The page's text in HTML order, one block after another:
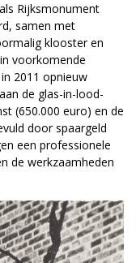
Rijksmonument
samen met
klooster en
voorkomende
2011 opnieuw
de glas-in-lood-
(650.000 euro) en de
door spaargeld
een professionele
de werkzaamheden